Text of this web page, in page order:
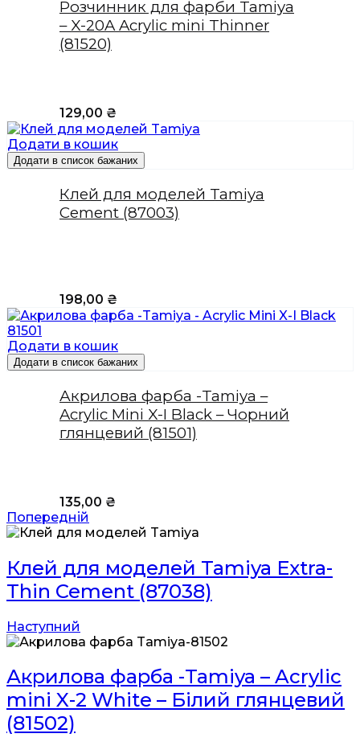
Розчинник для фарби Tamiya
– X-20A Acrylic mini Thinner
(81520)
129,00 ₴
Додати в кошик
Додати в список бажаних
Клей для моделей Tamiya
Cement (87003)
198,00 ₴
Додати в кошик
Додати в список бажаних
Акрилова фарба -Tamiya –
Acrylic Mini X-I Black – Чорний
глянцевий (81501)
135,00 ₴
Попередній
Клей для моделей Tamiya Extra-
Thin Cement (87038)
Наступний
Акрилова фарба -Tamiya – Acrylic
mini X-2 White – Білий глянцевий
(81502)